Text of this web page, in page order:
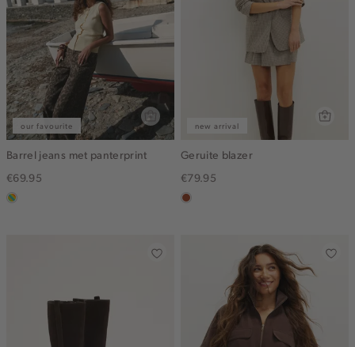
our favourite
Barrel jeans met panterprint
€69.95
meerkleurig
new arrival
Geruite blazer
€79.95
bruin